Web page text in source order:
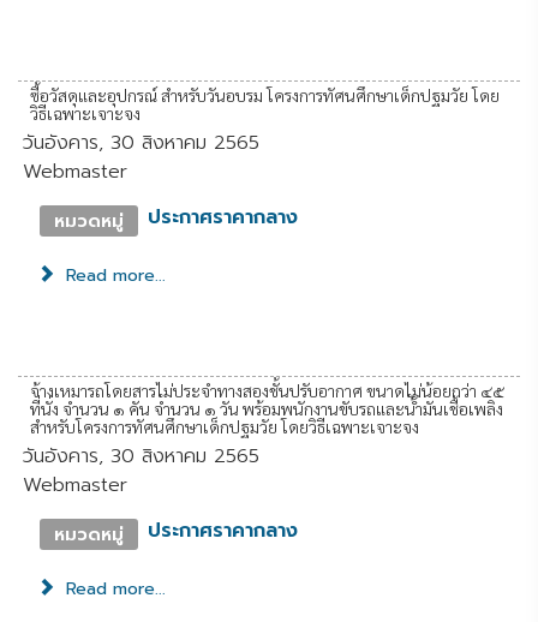
ซื้อวัสดุและอุปกรณ์ สำหรับวันอบรม โครงการทัศนศึกษาเด็กปฐมวัย โดย
วิธีเฉพาะเจาะจง
วันอังคาร, 30 สิงหาคม 2565
Webmaster
หมวดหมู่ ประกาศราคากลาง
Read more...
จ้างเหมารถโดยสารไม่ประจำทางสองชั้นปรับอากาศ ขนาดไม่น้อยกว่า ๔๕
ที่นั่ง จำนวน ๑ คัน จำนวน ๑ วัน พร้อมพนักงานขับรถและน้ำมันเชื้อเพลิง
สำหรับโครงการทัศนศึกษาเด็กปฐมวัย โดยวิธีเฉพาะเจาะจง
วันอังคาร, 30 สิงหาคม 2565
Webmaster
หมวดหมู่ ประกาศราคากลาง
Read more...